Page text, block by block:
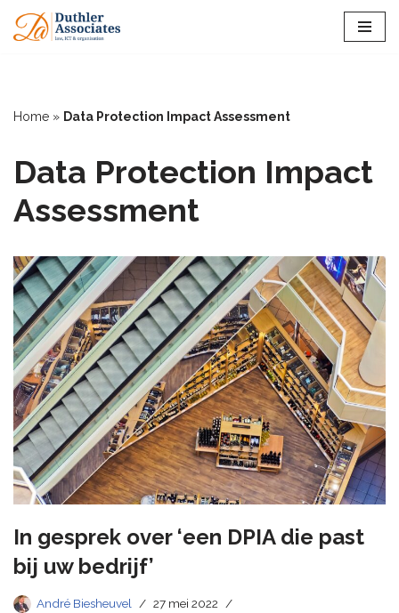
inhoud
Home » Data Protection Impact Assessment
Data Protection Impact
Assessment
In gesprek over ‘een DPIA die past
bij uw bedrijf’
André Biesheuvel
27 mei 2022